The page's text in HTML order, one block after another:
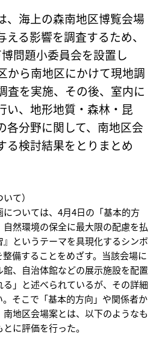
、海上の森南地区博覧会場
る影響を調査するため、
問題小委員会を設置し
から南地区にかけて現地調
査を実施、その後、室内に
い、地形地質・森林・昆
各分野に関して、南地区会
る検討結果をとりまとめ
て）
ついては、4月4日の「基本的方
然環境の保全に最大限の配慮を払
というテーマを具現化するシンボ
備することをめざす。当該会場に
、自治体館などの展示施設を配置
」と述べられているが、その詳細
そこで「基本的方向」や関係者か
地区会場案とは、以下のようなも
に評価を行った。